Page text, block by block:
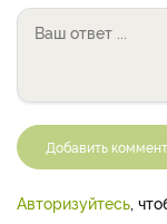
Добавить
Авторизуйтесь,